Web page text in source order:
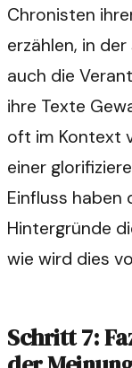
Chronisten
erzählen, in
auch die
ihre Texte
oft im Kontext
einer
Einfluss haben
Hintergründe
wie wird dies
Schritt 7: